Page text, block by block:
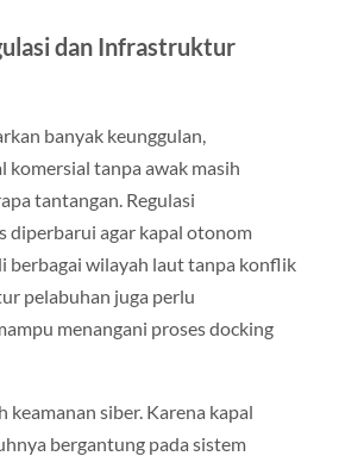
dan Infrastruktur
banyak keunggulan,
komersial tanpa awak masih
tantangan. Regulasi
diperbarui agar kapal otonom
berbagai wilayah laut tanpa konflik
pelabuhan juga perlu
menangani proses docking
keamanan siber. Karena kapal
bergantung pada sistem